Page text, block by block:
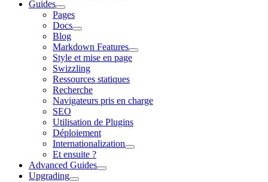
Guides
Pages
Docs
Blog
Markdown Features
Style et mise en page
Swizzling
Ressources statiques
Recherche
Navigateurs pris en charge
SEO
Utilisation de Plugins
Déploiement
Internationalization
Et ensuite ?
Advanced Guides
Upgrading